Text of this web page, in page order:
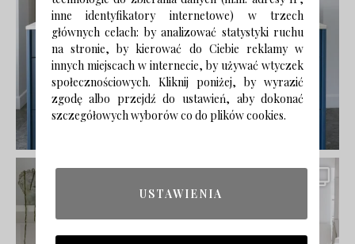
inne identyfikatory internetowe) w trzech
głównych celach: by analizować statystyki ruchu
na stronie, by kierować do Ciebie reklamy w
innych miejscach w internecie, by używać wtyczek
społecznościowych. Kliknij poniżej, by wyrazić
zgodę albo przejdź do ustawień, aby dokonać
szczegółowych wyborów co do plików cookies.
USTAWIENIA